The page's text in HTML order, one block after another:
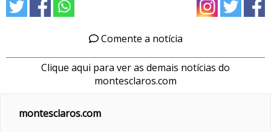
Comente a notícia
Clique aqui para ver as demais notícias do
montesclaros.com
montesclaros.com